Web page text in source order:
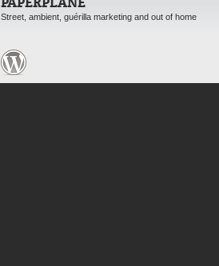
PAPERPLANE
Street, ambient, guérilla marketing and out of home